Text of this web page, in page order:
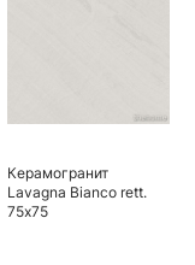
Керамогранит
Lavagna Bianco rett.
75х75